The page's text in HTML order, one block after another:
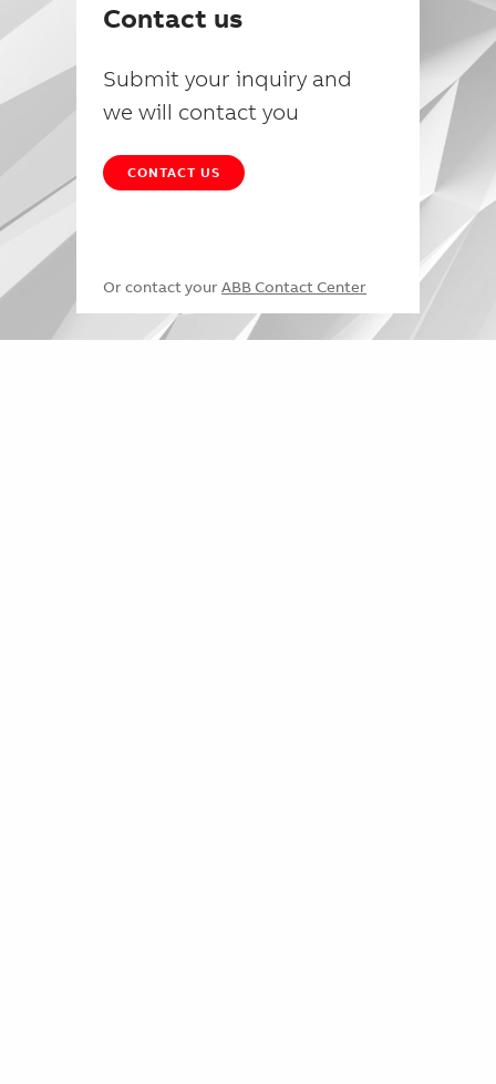
Contact us
Submit your inquiry and
we will contact you
CONTACT US
Or contact your ABB Contact Center